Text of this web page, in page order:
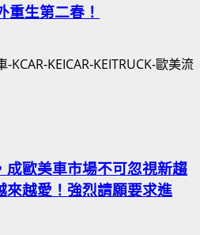
生第二春！
成歐美車市場不可忽視新趨
越愛！強烈請願要求進